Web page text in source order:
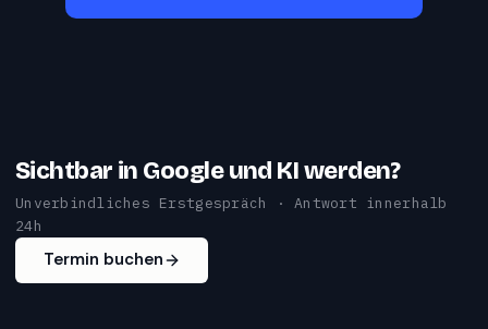
Sichtbar in Google und KI werden?
Unverbindliches Erstgespräch · Antwort innerhalb
24h
Termin buchen